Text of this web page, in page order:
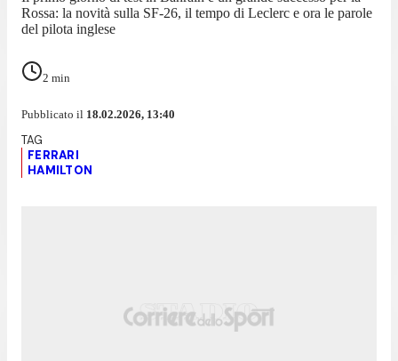
Rossa: la novità sulla SF-26, il tempo di Leclerc e ora le parole
del pilota inglese
2 min
Pubblicato il 18.02.2026, 13:40
FERRARI
HAMILTON